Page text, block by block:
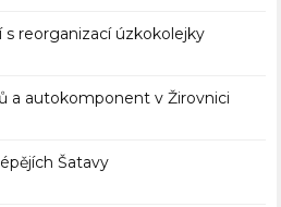
reorganizací úzkokolejky
a autokomponent v Žirovnici
Šatavy